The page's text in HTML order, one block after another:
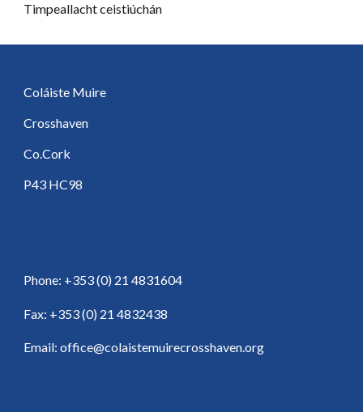
Timpeallacht ceistiúchán
Coláiste Muire
Crosshaven
Co.Cork
P43 HC98
Phone: +353 (0) 21 4831604
Fax: +353 (0) 21 4832438
Email: office@colaistemuirecrosshaven.org